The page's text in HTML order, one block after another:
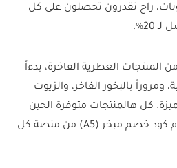
راح تقدرون تحصلون على كل
العطرية الفاخرة، بدءاً
ومروراً بالبخور الفاخر، والزيوت
كل هالمنتجات متوفرة الحين
بأسعار مخفضة مع استخدام كود خصم مبخر (A5) من منصة كل